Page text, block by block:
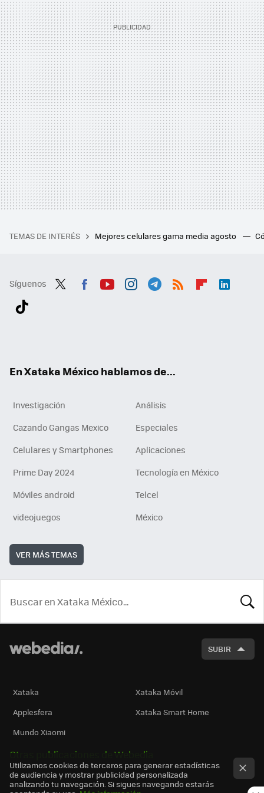
TEMAS DE INTERÉS Mejores celulares gama media agosto
Síguenos
En Xataka México hablamos de...
Investigación
Análisis
Cazando Gangas Mexico
Especiales
Celulares y Smartphones
Aplicaciones
Prime Day 2024
Tecnología en México
Móviles android
Telcel
videojuegos
México
VER MÁS TEMAS
SUBIR
Xataka
Xataka Móvil
Applesfera
Xataka Smart Home
Mundo Xiaomi
Otras publicaciones de Webedia
Utilizamos cookies de terceros para generar estadísticas
de audiencia y mostrar publicidad personalizada
analizando tu navegación. Si sigues navegando estarás